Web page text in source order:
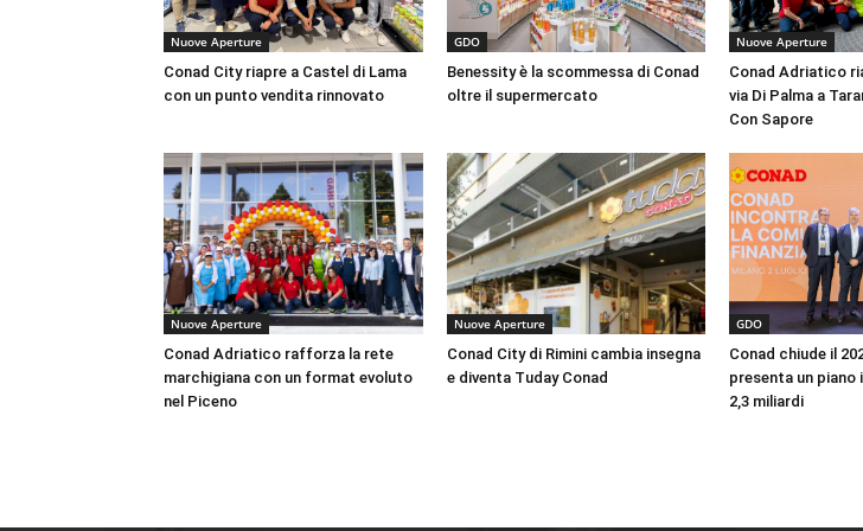
Nuove Aperture
Conad City riapre a Castel di Lama
con un punto vendita rinnovato
GDO
Benessity è la scommessa di Conad
oltre il supermercato
Nuove Aperture
Conad Adriatico
via Di Palma a
Con Sapore
Nuove Aperture
Conad Adriatico rafforza la rete
marchigiana con un format evoluto
nel Piceno
Nuove Aperture
Conad City di Rimini cambia insegna
e diventa Tuday Conad
GDO
Conad chiude il
presenta un piano
2,3 miliardi